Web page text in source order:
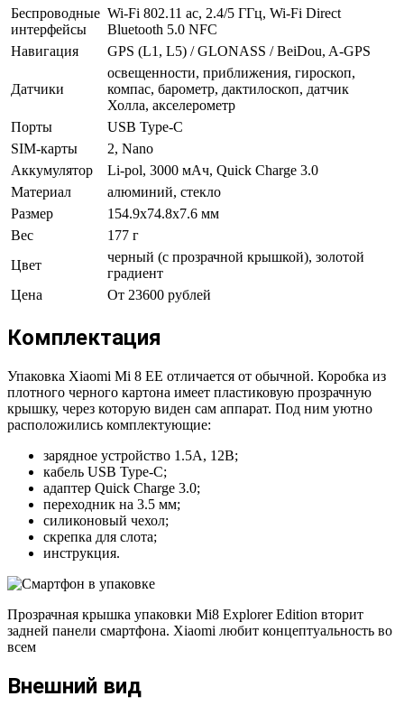
Беспроводные
интерфейсы
Wi-Fi 802.11 ac, 2.4/5 ГГц, Wi-Fi Direct
Bluetooth 5.0 NFC
Навигация
GPS (L1, L5) / GLONASS / BeiDou, A-GPS
Датчики
освещенности, приближения, гироскоп,
компас, барометр, дактилоскоп, датчик
Холла, акселерометр
Порты
USB Type-C
SIM-карты
2, Nano
Аккумулятор
Li-pol, 3000 мАч, Quick Charge 3.0
Материал
алюминий, стекло
Размер
154.9х74.8х7.6 мм
Вес
177 г
Цвет
черный (с прозрачной крышкой), золотой
градиент
Цена
От 23600 рублей
Комплектация
Упаковка Xiaomi Mi 8 EE отличается от обычной. Коробка из
плотного черного картона имеет пластиковую прозрачную
крышку, через которую виден сам аппарат. Под ним уютно
расположились комплектующие:
зарядное устройство 1.5А, 12В;
кабель USB Type-C;
адаптер Quick Charge 3.0;
переходник на 3.5 мм;
силиконовый чехол;
скрепка для слота;
инструкция.
Прозрачная крышка упаковки Mi8 Explorer Edition вторит
задней панели смартфона. Xiaomi любит концептуальность во
всем
Внешний вид